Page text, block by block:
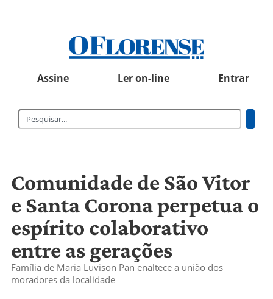
Assine Ler on-line Entrar
Comunidade de São Vitor
e Santa Corona perpetua o
espírito colaborativo
entre as gerações
Família de Maria Luvison Pan enaltece a união dos
moradores da localidade